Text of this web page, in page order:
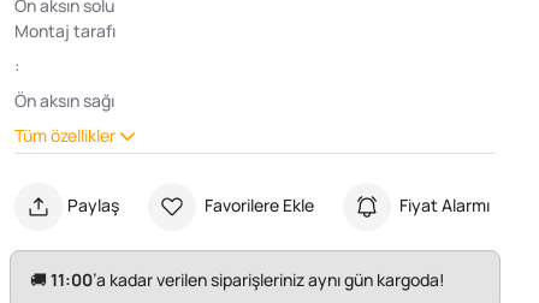
Ön aksın solu
Montaj tarafı
:
Ön aksın sağı
Tüm özellikler
Paylaş Favorilere Ekle Fiyat Alarmı
🚚11:00’a kadar verilen siparişleriniz aynı gün kargoda!